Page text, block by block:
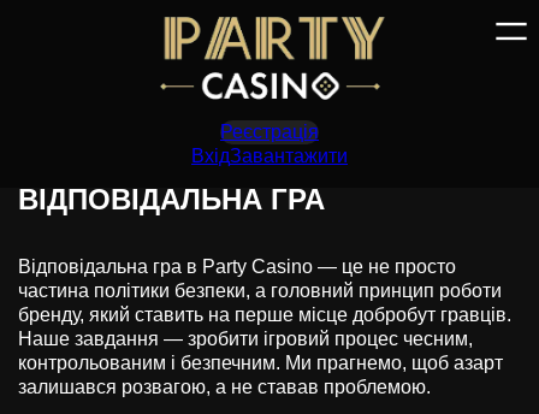
Реєстрація
ВхідЗавантажити
ВІДПОВІДАЛЬНА ГРА
Відповідальна гра в Party Casino — це не просто
частина політики безпеки, а головний принцип роботи
бренду, який ставить на перше місце добробут гравців.
Наше завдання — зробити ігровий процес чесним,
контрольованим і безпечним. Ми прагнемо, щоб азарт
залишався розвагою, а не ставав проблемою.